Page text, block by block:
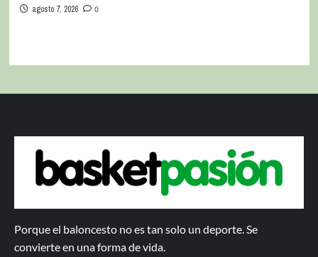
agosto 7, 2026 0
Porque el baloncesto no es tan solo un deporte. Se
convierte en una forma de vida.